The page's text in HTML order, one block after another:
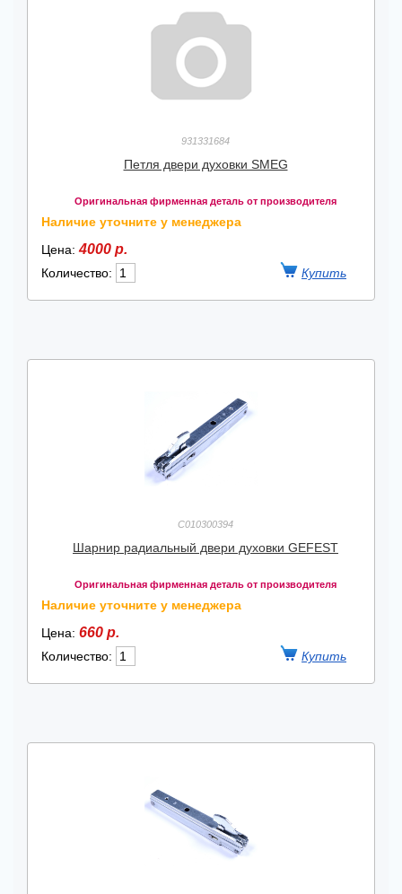
931331684
Петля двери духовки SMEG
Оригинальная фирменная деталь от производителя
Наличие уточните у менеджера
Цена:4000 р.
Количество:
C010300394
Шарнир радиальный двери духовки GEFEST
Оригинальная фирменная деталь от производителя
Наличие уточните у менеджера
Цена: 660 р.
Количество: